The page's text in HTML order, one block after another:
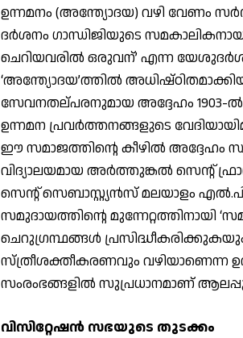
ഉന്നമനം (അന്ത്യോദയ) വഴി വേണം
ദര്‍ശനം ഗാന്ധിജിയുടെ
ചെറിയവരില്‍ ഒരുവന്’ എന്ന
‘അന്ത്യോദയ’ത്തില്‍
സേവനതല്പരനുമായ അദ്ദേഹം
ഉന്നമന പ്രവര്‍ത്തനങ്ങളുടെ
ഈ സമാജത്തിന്റെ കീഴില്‍ അദ്ദേഹം
വിദ്യാലയമായ അര്‍ത്തുങ്കല്‍ സെന്റ്
സെന്റ് സെബാസ്റ്റ്യന്‍സ് മലയാളം
സമുദായത്തിന്റെ മുന്നേറ്റത്തിനായി
ചെറുഗ്രന്ഥങ്ങള്‍ പ്രസിദ്ധീകരിക്കുകയും
സ്ത്രീശക്തീകരണവും വഴിയാണെന്ന
സംരംഭങ്ങളില്‍ സുപ്രധാനമാണ്
വിസിറ്റേഷന്‍ സഭയുടെ തുടക്കം